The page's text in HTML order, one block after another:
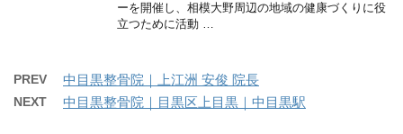
ーを開催し、相模大野周辺の地域の健康づくりに役
立つために活動 …
PREV 中目黒整骨院｜上江洲 安俊 院長
NEXT 中目黒整骨院｜目黒区上目黒｜中目黒駅